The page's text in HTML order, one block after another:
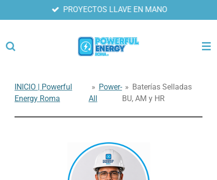
al
principal
PROYECTOS LLAVE EN MANO
INICIO | Powerful
Energy Roma
» Power-
All
» Baterías Selladas
BU, AM y HR